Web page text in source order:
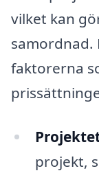
vilket kan
samordnad.
faktorerna
projekt,